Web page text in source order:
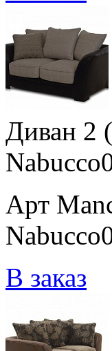
Диван 2
Арт
В заказ